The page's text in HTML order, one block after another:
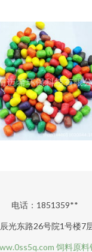
电话：1851359**
光东路26号院1号楼7
饲料原料